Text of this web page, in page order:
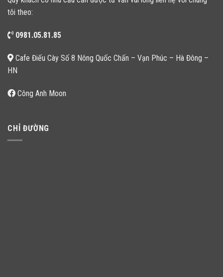
tôi theo:
0981.05.81.85
Cafe Điếu Cày Số 8 Nông Quốc Chấn – Vạn Phúc – Hà Đông –
HN
Công Anh Moon
CHỈ ĐƯỜNG